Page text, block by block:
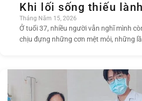
Khi lối sống thiếu
khiến trái tim “già
Tháng Năm 15, 2026
Ở tuổi 37, nhiều người vẫn nghĩ mình
chịu đựng những cơn mệt mỏi, những